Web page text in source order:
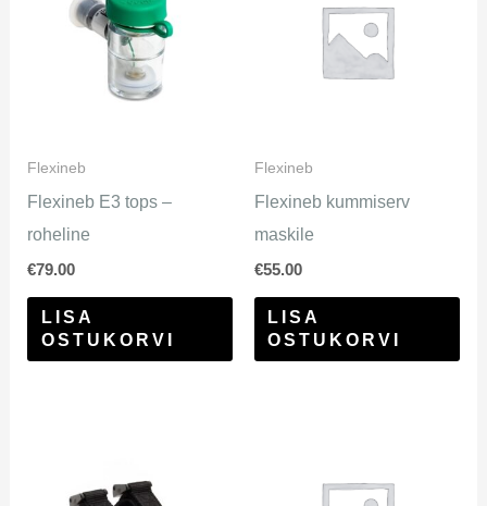
Flexineb
Flexineb E3 tops –
roheline
€79.00
LISA
OSTUKORVI
Flexineb
Flexineb kummiserv
maskile
€55.00
LISA
OSTUKORVI